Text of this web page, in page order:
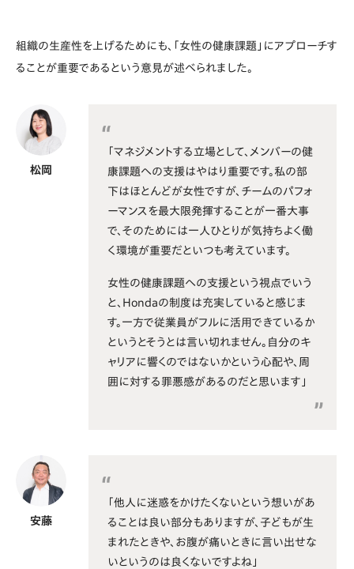
組織の生産性を上げるためにも、「女性の健康課題」にアプローチす
ることが重要であるという意見が述べられました。
松岡
「マネジメントする立場として、メンバーの健
康課題への支援はやはり重要です。私の部
下はほとんどが女性ですが、チームのパフォ
ーマンスを最大限発揮することが一番大事
で、そのためには一人ひとりが気持ちよく働
く環境が重要だといつも考えています。
女性の健康課題への支援という視点でいう
と、Hondaの制度は充実していると感じま
す。一方で従業員がフルに活用できているか
というとそうとは言い切れません。自分のキ
ャリアに響くのではないかという心配や、周
囲に対する罪悪感があるのだと思います」
安藤
「他人に迷惑をかけたくないという想いがあ
ることは良い部分もありますが、子どもが生
まれたときや、お腹が痛いときに言い出せな
いというのは良くないですよね」